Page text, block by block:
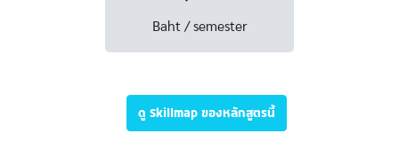
Baht / semester
ดู Skillmap ของหลักสูตรนี้